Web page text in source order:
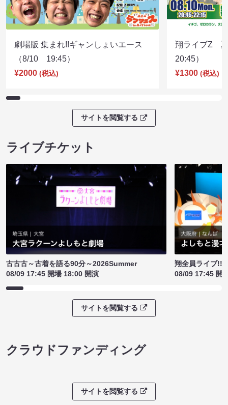
劇場版 集まれ!!ギャンしょいエース
（8/10 19:45）
¥2000 (税込)
翔ライブZ
20:45）
¥1300 (税込)
サイトを閲覧する
ライブチケット
古古古～古着を語る90分～2026Summer
08/09 17:45 開場 18:00 開演
翔全員ライブ!!!
08/09 17:45 開
サイトを閲覧する
クラウドファンディング
サイトを閲覧する